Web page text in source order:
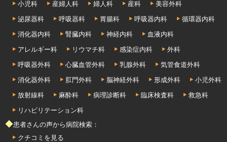
小児科
産婦人科 婦人科 産科
美容外科
泌尿器科
呼吸器科 胃腸科 呼吸器内科
循環器内科
消化器内科
腎臓内科 神経内科
血液内科
アレルギー科
リウマチ科 感染症内科
外科
呼吸器外科
心臓血管外科 乳腺外科
気管食道外科
消化器外科
肛門外科 脳神経外科 形成外科
小児外科
放射線科
麻酔科 病理診断科 臨床検査科
救急科
リハビリテーション科
◆患者さんの声から病院検索：
クチコミを見る